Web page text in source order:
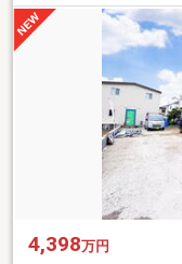
4,398万円